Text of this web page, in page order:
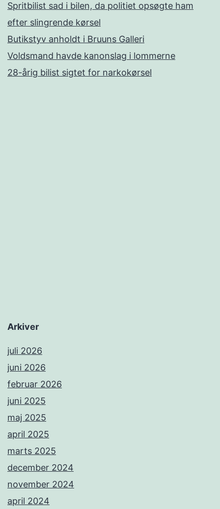
Spritbilist sad i bilen, da politiet opsøgte ham
efter slingrende kørsel
Butikstyv anholdt i Bruuns Galleri
Voldsmand havde kanonslag i lommerne
28-årig bilist sigtet for narkokørsel
Arkiver
juli 2026
juni 2026
februar 2026
juni 2025
maj 2025
april 2025
marts 2025
december 2024
november 2024
april 2024